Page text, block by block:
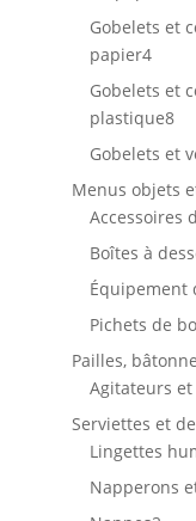
Gobelets et
papier44
Gobelets et
plastique88
Gobelets et
Menus objets
Accessoires
Boîtes à
Équipement
Pichets de
Pailles,
Agitateurs
Serviettes et
Lingettes
Napperons